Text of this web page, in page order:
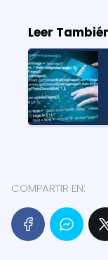
Leer
COMPARTIR EN: